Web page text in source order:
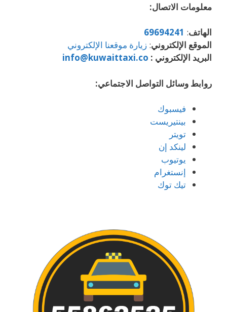
معلومات الاتصال:
الهاتف:
69694241
الموقع الإلكتروني: زيارة موقعنا الإلكتروني
البريد الإلكتروني : info@kuwaittaxi.co
روابط وسائل التواصل الاجتماعي:
فيسبوك
بينتيريست
تويتر
لينكد إن
يوتيوب
إنستغرام
تيك توك